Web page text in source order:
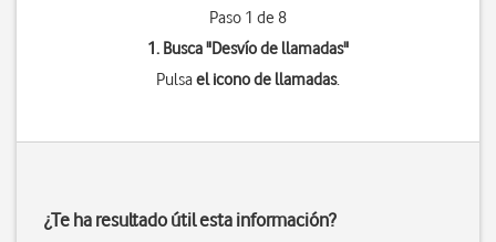
Paso 1 de 8
1. Busca "Desvío de llamadas"
Pulsael icono de llamadas.
¿Te ha resultado útil esta información?